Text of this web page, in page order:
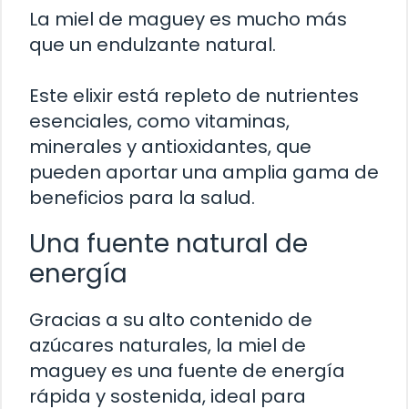
La miel de maguey es mucho más
que un endulzante natural.
Este elixir está repleto de nutrientes
esenciales, como vitaminas,
minerales y antioxidantes, que
pueden aportar una amplia gama de
beneficios para la salud.
Una fuente natural de
energía
Gracias a su alto contenido de
azúcares naturales, la miel de
maguey es una fuente de energía
rápida y sostenida, ideal para